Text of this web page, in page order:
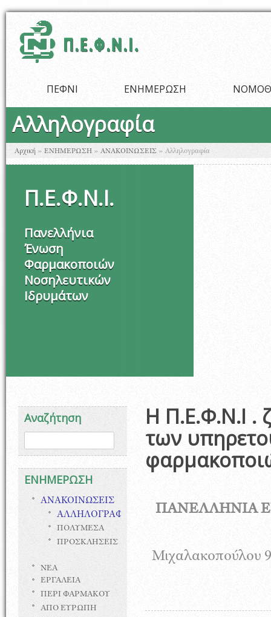
ΠΕΦΝΙ ΕΝΗΜΕΡΩΣΗ
Αλληλογραφία
Είστε εδώ
Αρχική » ΕΝΗΜΕΡΩΣΗ » ΑΝΑΚΟΙΝΩΣΕΙΣ » Αλληλογραφία
Π.Ε.Φ.Ν.Ι.
Πανελλήνια
Ένωση
Φαρμακοποιών
Νοσηλευτικών
Ιδρυμάτων
Αναζήτηση
Φόρμα αναζήτησης
ΕΝΗΜΕΡΩΣΗ
ΑΝΑΚΟΙΝΩΣΕΙΣ
ΑΛΛΗΛΟΓΡΑΦΙΑ
ΠΟΛΥΜΕΣΑ
ΠΡΟΣΚΛΗΣΕΙΣ
ΝΕΑ
ΕΡΓΑΛΕΙΑ
ΠΕΡΙ ΦΑΡΜΑΚΟΥ
ΑΠΟ ΕΥΡΩΠΗ
Η Π.Ε.Φ.Ν.Ι .
των
ΠΑΝΕΛΛΗΝΙΑ